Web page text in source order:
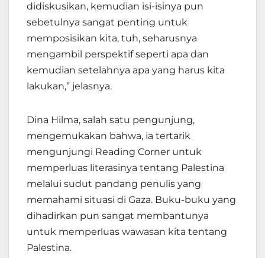
didiskusikan, kemudian isi-isinya pun
sebetulnya sangat penting untuk
memposisikan kita, tuh, seharusnya
mengambil perspektif seperti apa dan
kemudian setelahnya apa yang harus kita
lakukan,” jelasnya.
Dina Hilma, salah satu pengunjung,
mengemukakan bahwa, ia tertarik
mengunjungi Reading Corner untuk
memperluas literasinya tentang Palestina
melalui sudut pandang penulis yang
memahami situasi di Gaza. Buku-buku yang
dihadirkan pun sangat membantunya
untuk memperluas wawasan kita tentang
Palestina.